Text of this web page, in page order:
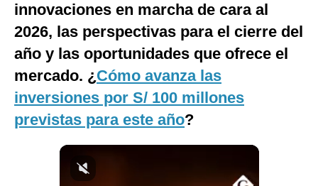
Videos
Fotogalerías
gestion.pe
innovaciones en marcha de cara al
2026, las perspectivas para el cierre del
año y las oportunidades que ofrece el
mercado. ¿Cómo avanza las
inversiones por S/ 100 millones
previstas para este año?